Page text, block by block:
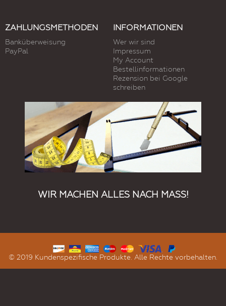
ZAHLUNGSMETHODEN
Banküberweisung
PayPal
INFORMATIONEN
Wer wir sind
Impressum
My Account
Bestellinformationen
Rezension bei Google
schreiben
WIR MACHEN ALLES NACH MASS!
© 2019 Kundenspezifische Produkte. Alle Rechte vorbehalten.